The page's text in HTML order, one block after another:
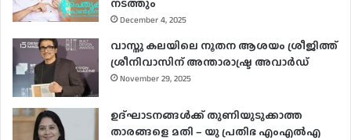
December 4, 2025
വാസ്തു കലയിലെ നൂതന ആശയം ശ്രീജിത്ത്
ശ്രീനിവാസിന് അന്താരാഷ്ട്ര അവാർഡ്
November 29, 2025
ഉദ്ഘാടനങ്ങള്‍ക്ക് തുണിയുടുക്കാത്ത
താരങ്ങളെ മതി – യു പ്രതിഭ എംഎല്‍എ